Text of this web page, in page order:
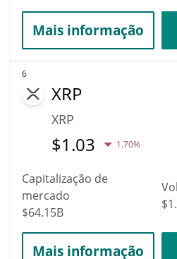
Mais informação
6
XRP
XRP
$1.03 1.70%
Capitalização de
mercado
$64.15B
Mais informação